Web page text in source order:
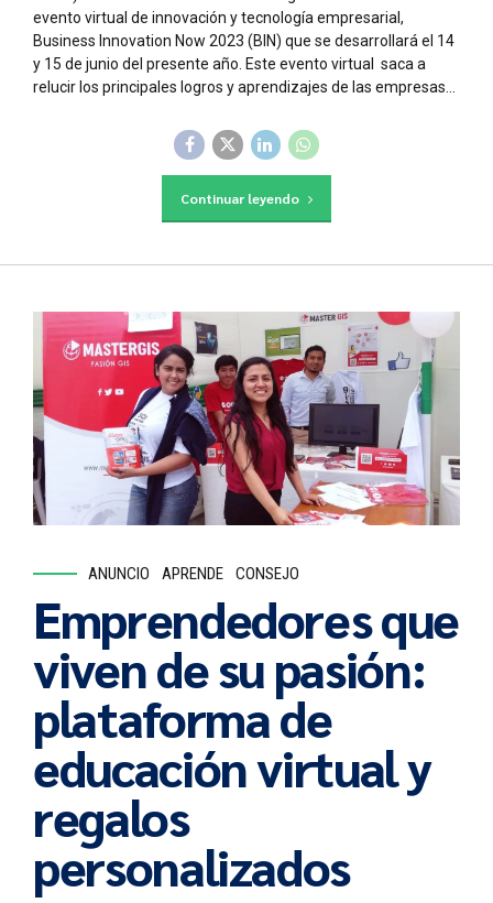
evento virtual de innovación y tecnología empresarial,
Business Innovation Now 2023 (BIN) que se desarrollará el 14
y 15 de junio del presente año. Este evento virtual saca a
relucir los principales logros y aprendizajes de las empresas...
Continuar leyendo
ANUNCIO APRENDE CONSEJO
Emprendedores que
viven de su pasión:
plataforma de
educación virtual y
regalos
personalizados